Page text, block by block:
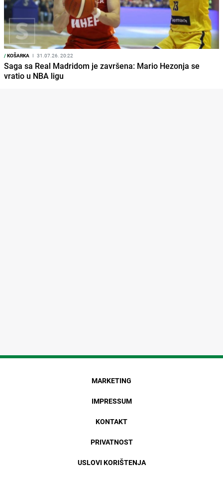
/KOŠARKA I 31.07.26. 20:22
Saga sa Real Madridom je završena: Mario Hezonja se
vratio u NBA ligu
MARKETING
IMPRESSUM
KONTAKT
PRIVATNOST
USLOVI KORIŠTENJA